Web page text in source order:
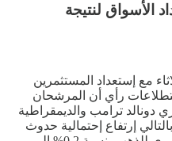
الأسواق لنتيجة
مع إستعداد المستثمرين
رأي أن المرشحان
دونالد ترامب والديمقراطية
إرتفاع إحتمالية حدوث